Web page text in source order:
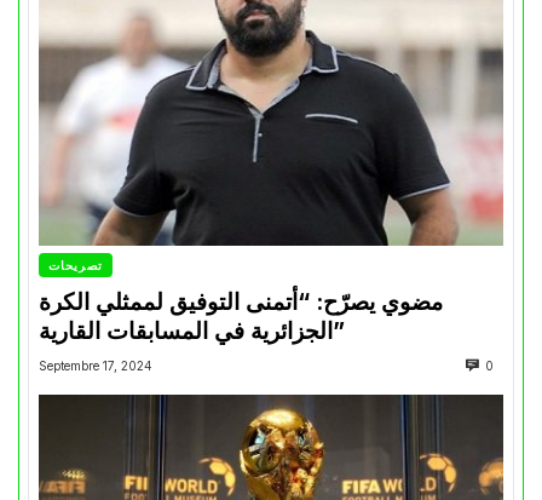
تصريحات
مضوي يصرّح: “أتمنى التوفيق لممثلي الكرة
الجزائرية في المسابقات القارية”
Septembre 17, 2024 0